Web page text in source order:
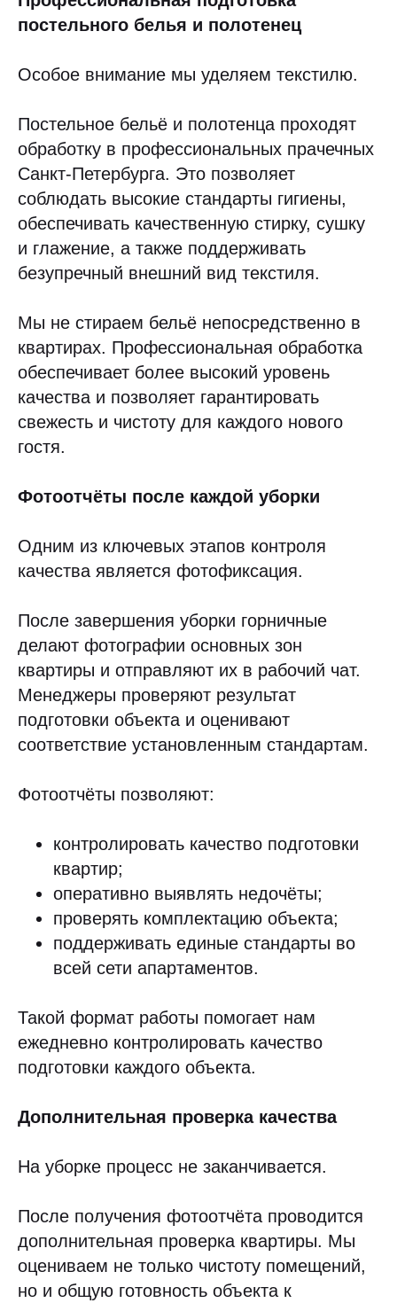
постельного белья и полотенец
Особое внимание мы уделяем текстилю.
Постельное бельё и полотенца проходят
обработку в профессиональных прачечных
Санкт-Петербурга. Это позволяет
соблюдать высокие стандарты гигиены,
обеспечивать качественную стирку, сушку
и глажение, а также поддерживать
безупречный внешний вид текстиля.
Мы не стираем бельё непосредственно в
квартирах. Профессиональная обработка
обеспечивает более высокий уровень
качества и позволяет гарантировать
свежесть и чистоту для каждого нового
гостя.
Фотоотчёты после каждой уборки
Одним из ключевых этапов контроля
качества является фотофиксация.
После завершения уборки горничные
делают фотографии основных зон
квартиры и отправляют их в рабочий чат.
Менеджеры проверяют результат
подготовки объекта и оценивают
соответствие установленным стандартам.
Фотоотчёты позволяют:
контролировать качество подготовки
квартир;
оперативно выявлять недочёты;
проверять комплектацию объекта;
поддерживать единые стандарты во
всей сети апартаментов.
Такой формат работы помогает нам
ежедневно контролировать качество
подготовки каждого объекта.
Дополнительная проверка качества
На уборке процесс не заканчивается.
После получения фотоотчёта проводится
дополнительная проверка квартиры. Мы
оцениваем не только чистоту помещений,
но и общую готовность объекта к